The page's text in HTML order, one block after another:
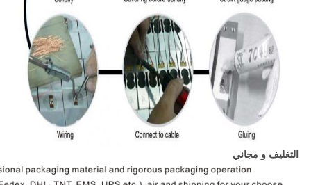
التغليف و مجاني